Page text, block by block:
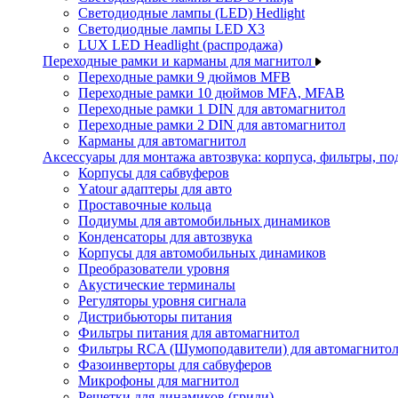
Светодиодные лампы (LED) Hedlight
Светодиодные лампы LED X3
LUX LED Headlight (распродажа)
Переходные рамки и карманы для магнитол
Переходные рамки 9 дюймов MFB
Переходные рамки 10 дюймов MFA, MFAB
Переходные рамки 1 DIN для автомагнитол
Переходные рамки 2 DIN для автомагнитол
Карманы для автомагнитол
Аксессуары для монтажа автозвука: корпуса, фильтры,
Корпусы для сабвуферов
Yаtour адаптеры для авто
Проставочные кольца
Подиумы для автомобильных динамиков
Конденсаторы для автозвука
Корпусы для автомобильных динамиков
Преобразователи уровня
Акустические терминалы
Регуляторы уровня сигнала
Дистрибьюторы питания
Фильтры питания для автомагнитол
Фильтры RCA (Шумоподавители) для автомагнитол
Фазоинверторы для сабвуферов
Микрофоны для магнитол